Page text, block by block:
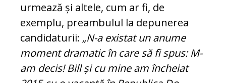
urmează și altele, cum ar fi, de
exemplu, preambulul la de­pu­nerea
candidaturii: „N-a existat un anu­me
moment dramatic în care să fi spus: M-
am decis! Bill și cu mine am în­cheiat